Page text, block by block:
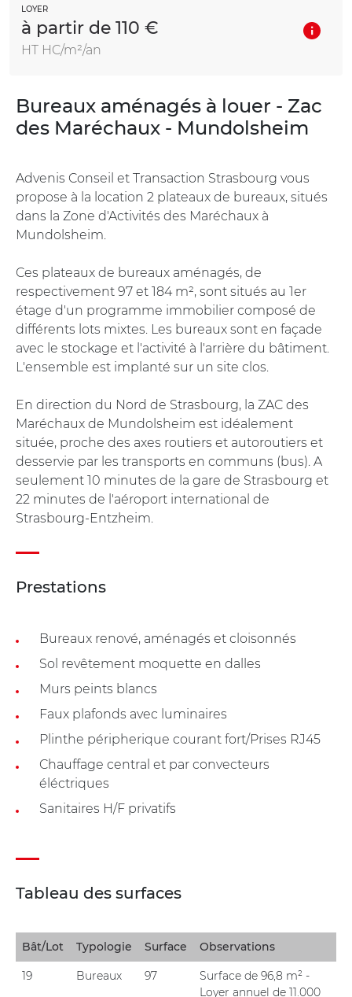
LOYER
à partir de 110 €
HT HC/m²/an
Bureaux aménagés à louer - Zac
des Maréchaux - Mundolsheim
Advenis Conseil et Transaction Strasbourg vous
propose à la location 2 plateaux de bureaux, situés
dans la Zone d'Activités des Maréchaux à
Mundolsheim.
Ces plateaux de bureaux aménagés, de
respectivement 97 et 184 m², sont situés au 1er
étage d'un programme immobilier composé de
différents lots mixtes. Les bureaux sont en façade
avec le stockage et l'activité à l'arrière du bâtiment.
L'ensemble est implanté sur un site clos.
En direction du Nord de Strasbourg, la ZAC des
Maréchaux de Mundolsheim est idéalement
située, proche des axes routiers et autoroutiers et
desservie par les transports en communs (bus). A
seulement 10 minutes de la gare de Strasbourg et
22 minutes de l'aéroport international de
Strasbourg-Entzheim.
Prestations
Bureaux renové, aménagés et cloisonnés
Sol revêtement moquette en dalles
Murs peints blancs
Faux plafonds avec luminaires
Plinthe péripherique courant fort/Prises RJ45
Chauffage central et par convecteurs
éléctriques
Sanitaires H/F privatifs
Tableau des surfaces
Bât/Lot Typologie Surface Observations
19 Bureaux 97
Surface de 96,8 m² -
Loyer annuel de 11.000